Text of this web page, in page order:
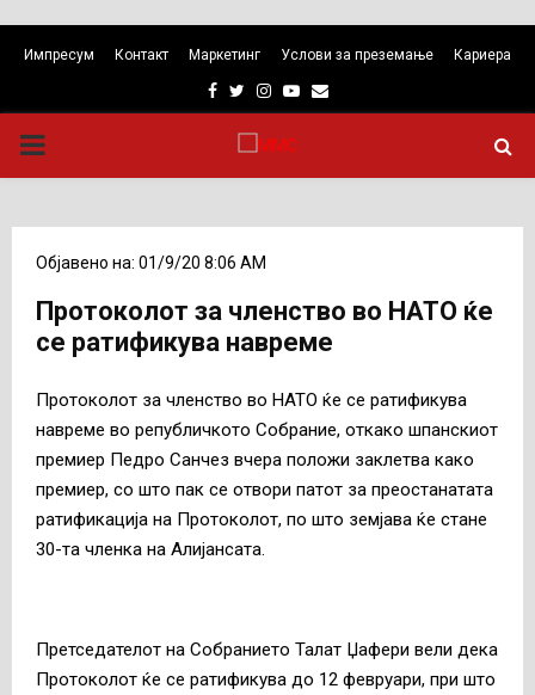
Импресум Контакт Маркетинг Услови за преземање Кариера
Facebook
TwitterInstagram
Youtube
Email
PRIMARY
Објавено на: 01/9/20 8:06 AM
Протоколот за членство во НАТО ќе
се ратификува навреме
Протоколот за членство во НАТО ќе се ратификува
навреме во републичкото Собрание, откако шпанскиот
премиер Педро Санчез вчера положи заклетва како
премиер, со што пак се отвори патот за преостанатата
ратификација на Протоколот, по што земјава ќе стане
30-та членка на Алијансата.
Претседателот на Собранието Талат Џафери вели дека
Протоколот ќе се ратификува до 12 февруари, при што